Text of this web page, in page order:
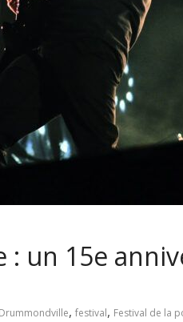
: un 15e
Drummondville, festival, Festival de la